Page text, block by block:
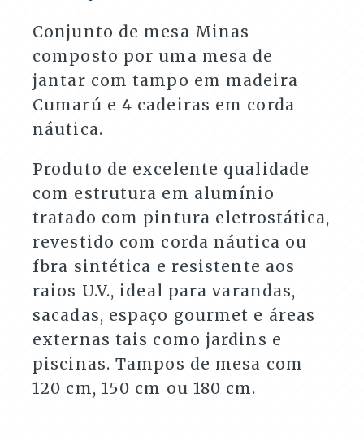
Áreas
Externas
quantidade
Conjunto de mesa Minas
composto por uma mesa de
jantar com tampo em madeira
Cumarú e 4 cadeiras em corda
náutica.
Produto de excelente qualidade
com estrutura em alumínio
tratado com pintura eletrostática,
revestido com corda náutica ou
fbra sintética e resistente aos
raios U.V., ideal para varandas,
sacadas, espaço gourmet e áreas
externas tais como jardins e
piscinas. Tampos de mesa com
120 cm, 150 cm ou 180 cm.